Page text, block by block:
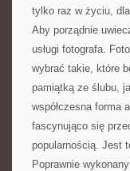
tylko raz w życiu,
Aby porządnie
usługi fotografa.
wybrać takie, które
pamiątką ze ślubu,
współczesna forma
fascynująco się
popularnością. Jest
Poprawnie